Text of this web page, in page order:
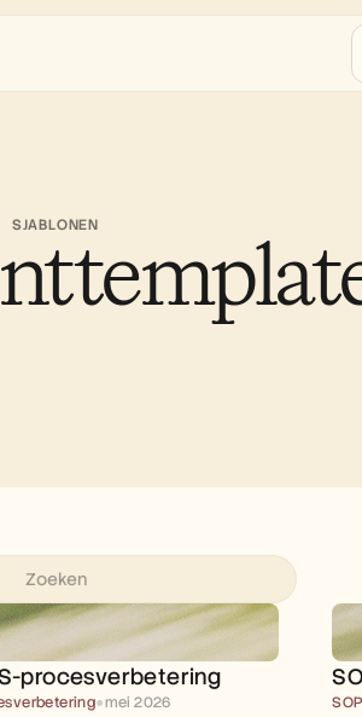
SJABLONEN
procesverbetering
●mei 2026